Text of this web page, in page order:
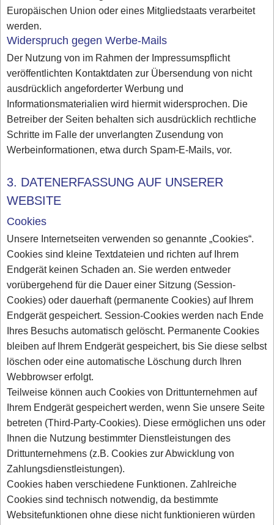
Europäischen Union oder eines Mitgliedstaats verarbeitet
werden.
Widerspruch gegen Werbe-Mails
Der Nutzung von im Rahmen der Impressumspflicht
veröffentlichten Kontaktdaten zur Übersendung von nicht
ausdrücklich angeforderter Werbung und
Informationsmaterialien wird hiermit widersprochen. Die
Betreiber der Seiten behalten sich ausdrücklich rechtliche
Schritte im Falle der unverlangten Zusendung von
Werbeinformationen, etwa durch Spam-E-Mails, vor.
3. DATENERFASSUNG AUF UNSERER
WEBSITE
Cookies
Unsere Internetseiten verwenden so genannte „Cookies“.
Cookies sind kleine Textdateien und richten auf Ihrem
Endgerät keinen Schaden an. Sie werden entweder
vorübergehend für die Dauer einer Sitzung (Session-
Cookies) oder dauerhaft (permanente Cookies) auf Ihrem
Endgerät gespeichert. Session-Cookies werden nach Ende
Ihres Besuchs automatisch gelöscht. Permanente Cookies
bleiben auf Ihrem Endgerät gespeichert, bis Sie diese selbst
löschen oder eine automatische Löschung durch Ihren
Webbrowser erfolgt.
Teilweise können auch Cookies von Drittunternehmen auf
Ihrem Endgerät gespeichert werden, wenn Sie unsere Seite
betreten (Third-Party-Cookies). Diese ermöglichen uns oder
Ihnen die Nutzung bestimmter Dienstleistungen des
Drittunternehmens (z.B. Cookies zur Abwicklung von
Zahlungsdienstleistungen).
Cookies haben verschiedene Funktionen. Zahlreiche
Cookies sind technisch notwendig, da bestimmte
Websitefunktionen ohne diese nicht funktionieren würden